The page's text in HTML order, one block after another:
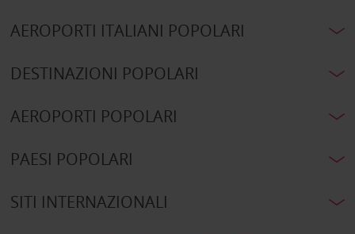
AEROPORTI ITALIANI POPOLARI
DESTINAZIONI POPOLARI
AEROPORTI POPOLARI
PAESI POPOLARI
SITI INTERNAZIONALI